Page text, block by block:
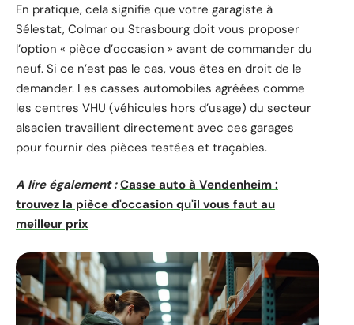
En pratique, cela signifie que votre garagiste à
Sélestat, Colmar ou Strasbourg doit vous proposer
l’option « pièce d’occasion » avant de commander du
neuf. Si ce n’est pas le cas, vous êtes en droit de le
demander. Les casses automobiles agréées comme
les centres VHU (véhicules hors d’usage) du secteur
alsacien travaillent directement avec ces garages
pour fournir des pièces testées et traçables.
A lire également : Casse auto à Vendenheim :
trouvez la pièce d'occasion qu'il vous faut au
meilleur prix